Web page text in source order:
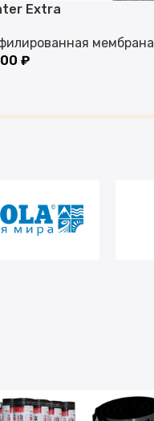
Extra
мембрана
₽